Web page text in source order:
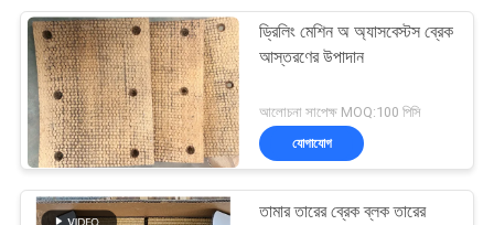
ড্রিলিং মেশিন অ অ্যাসবেস্টস ব্রেক
আস্তরণের উপাদান
আলোচনা সাপেক্ষ MOQ:100 পিসি
যোগাযোগ
তামার তারের ব্রেক ব্লক তারের